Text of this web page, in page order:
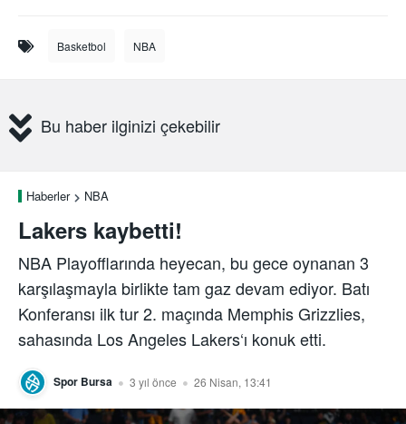
Basketbol NBA
Bu haber ilginizi çekebilir
Haberler NBA
Lakers kaybetti!
NBA Playofflarında heyecan, bu gece oynanan 3
karşılaşmayla birlikte tam gaz devam ediyor. Batı
Konferansı ilk tur 2. maçında Memphis Grizzlies,
sahasında Los Angeles Lakers‘ı konuk etti.
Spor Bursa 3 yıl önce 26 Nisan, 13:41